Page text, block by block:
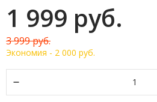
1 999 руб.
3 999 руб.
Экономия - 2 000 руб.